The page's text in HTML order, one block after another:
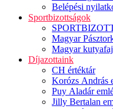
Belépési
Sportbizottságok
Magyar
Magyar
Díjazottaink
CH értéktár
Korózs András
Puy Aladár
Jilly Bertalan